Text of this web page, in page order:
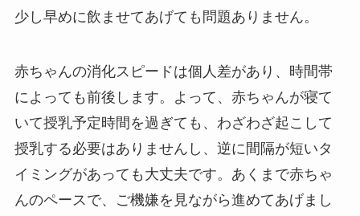
少し早めに飲ませてあげても問題ありません。
赤ちゃんの消化スピードは個人差があり、時間帯
によっても前後します。よって、赤ちゃんが寝て
いて授乳予定時間を過ぎても、わざわざ起こして
授乳する必要はありませんし、逆に間隔が短いタ
イミングがあっても大丈夫です。あくまで赤ちゃ
んのペースで、ご機嫌を見ながら進めてあげまし